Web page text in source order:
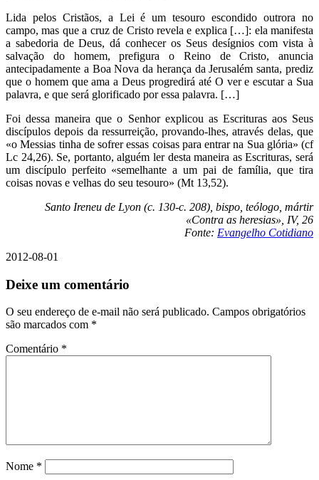
Lida pelos Cristãos, a Lei é um tesouro escondido outrora no
campo, mas que a cruz de Cristo revela e explica […]: ela manifesta
a sabedoria de Deus, dá conhecer os Seus desígnios com vista à
salvação do homem, prefigura o Reino de Cristo, anuncia
antecipadamente a Boa Nova da herança da Jerusalém santa, prediz
que o homem que ama a Deus progredirá até O ver e escutar a Sua
palavra, e que será glorificado por essa palavra. […]
Foi dessa maneira que o Senhor explicou as Escrituras aos Seus
discípulos depois da ressurreição, provando-lhes, através delas, que
«o Messias tinha de sofrer essas coisas para entrar na Sua glória» (cf
Lc 24,26). Se, portanto, alguém ler desta maneira as Escrituras, será
um discípulo perfeito «semelhante a um pai de família, que tira
coisas novas e velhas do seu tesouro» (Mt 13,52).
Santo Ireneu de Lyon (c. 130-c. 208), bispo, teólogo, mártir
«Contra as heresias», IV, 26
Fonte: Evangelho Cotidiano
2012-08-01
Deixe um comentário
O seu endereço de e-mail não será publicado. Campos obrigatórios
são marcados com *
Comentário *
Nome *